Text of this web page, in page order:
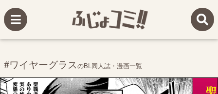
#ワイヤーグラスのBL同人誌・漫画一覧